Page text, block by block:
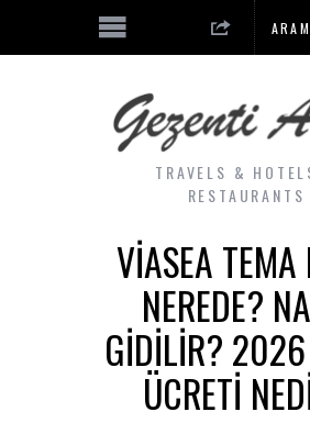
TRAVELS &
RESTAURANTS
VIASEA TEMA
NEREDE?
GIDILIR?
ÜCRETI